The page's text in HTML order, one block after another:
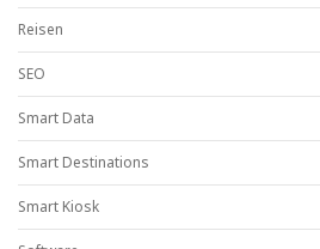
Reisen
SEO
Smart Data
Smart Destinations
Smart Kiosk